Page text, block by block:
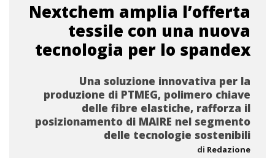
Nextchem amplia l’offerta
tessile con una nuova
tecnologia per lo spandex
Una soluzione innovativa per la
produzione di PTMEG, polimero chiave
delle fibre elastiche, rafforza il
posizionamento di MAIRE nel segmento
delle tecnologie sostenibili
di Redazione